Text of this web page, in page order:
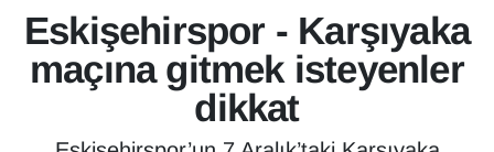
Eskişehirspor - Karşıyaka
maçına gitmek isteyenler
dikkat
Son Dakika Haberleri